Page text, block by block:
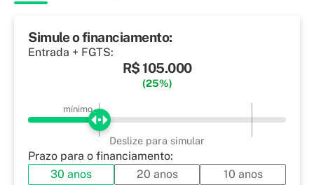
Simule o financiamento:
Entrada + FGTS:
R$ 105.000
(25%)
mínimo
Deslize para simular
Prazo para o financiamento:
30 anos
20 anos
10 anos